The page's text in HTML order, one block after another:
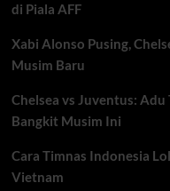
di Piala AFF
Xabi Alonso Pusing,
Musim Baru
Chelsea vs Juventus:
Bangkit Musim Ini
Cara Timnas Indonesia
Vietnam